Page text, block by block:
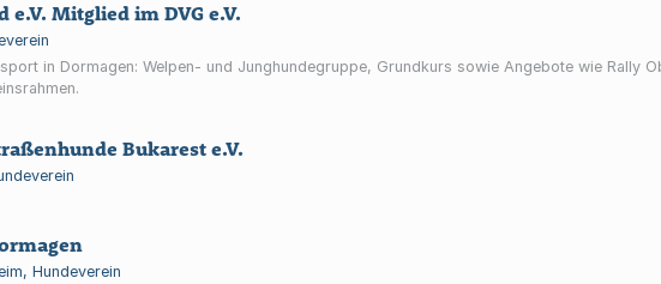
e.V. Mitglied im DVG e.V.
in Dormagen: Welpen- und Junghundegruppe, Grundkurs sowie Angebote wie Rally
Bukarest e.V.
Hundeverein